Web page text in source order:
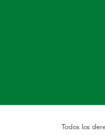
Todos los